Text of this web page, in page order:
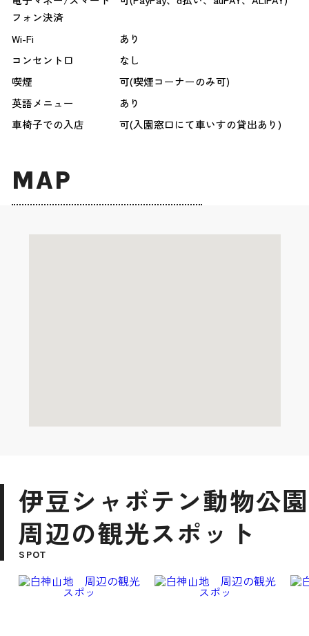
フォン決済
Wi-Fi
あり
コンセント口
なし
喫煙
可(喫煙コーナーのみ可)
英語メニュー
あり
車椅子での入店
可(入園窓口にて車いすの貸出あり)
MAP
伊豆シャボテン動物公園
周辺の観光スポット
SPOT